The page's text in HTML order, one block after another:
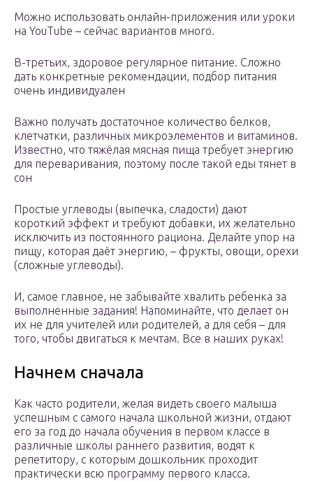
Можно использовать онлайн-приложения или уроки
на YouTube – сейчас вариантов много.
В-третьих, здоровое регулярное питание. Сложно
дать конкретные рекомендации, подбор питания
очень индивидуален
Важно получать достаточное количество белков,
клетчатки, различных микроэлементов и витаминов.
Известно, что тяжёлая мясная пища требует энергию
для переваривания, поэтому после такой еды тянет в
сон
Простые углеводы (выпечка, сладости) дают
короткий эффект и требуют добавки, их желательно
исключить из постоянного рациона. Делайте упор на
пищу, которая даёт энергию, – фрукты, овощи, орехи
(сложные углеводы).
И, самое главное, не забывайте хвалить ребенка за
выполненные задания! Напоминайте, что делает он
их не для учителей или родителей, а для себя – для
того, чтобы двигаться к мечтам. Все в наших руках!
Начнем сначала
Как часто родители, желая видеть своего малыша
успешным с самого начала школьной жизни, отдают
его за год до начала обучения в первом классе в
различные школы раннего развития, водят к
репетитору, с которым дошкольник проходит
практически всю программу первого класса.